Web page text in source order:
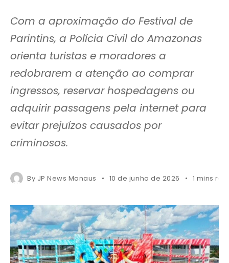
Com a aproximação do Festival de
Parintins, a Polícia Civil do Amazonas
orienta turistas e moradores a
redobrarem a atenção ao comprar
ingressos, reservar hospedagens ou
adquirir passagens pela internet para
evitar prejuízos causados por
criminosos.
By JP News Manaus 10 de junho de 2026 1 mins